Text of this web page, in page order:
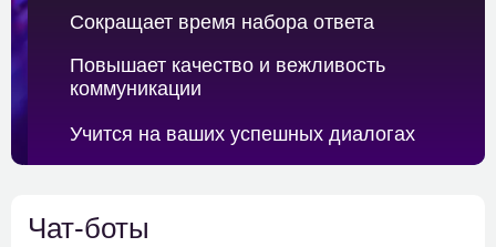
Сокращает время набора ответа
Повышает качество и вежливость
коммуникации
Учитcя на ваших успешных диалогах
Чат-боты